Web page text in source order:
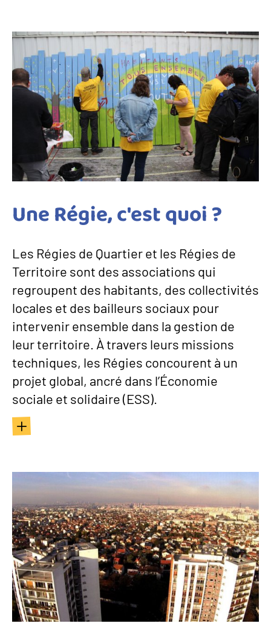
Une Régie, c'est quoi ?
Les Régies de Quartier et les Régies de
Territoire sont des associations qui
regroupent des habitants, des collectivités
locales et des bailleurs sociaux pour
intervenir ensemble dans la gestion de
leur territoire. À travers leurs missions
techniques, les Régies concourent à un
projet global, ancré dans l’Économie
sociale et solidaire (ESS).